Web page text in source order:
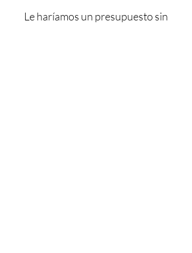
Le haríamos un presupuesto sin